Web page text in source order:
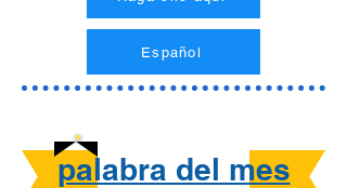
Español
palabra del mes